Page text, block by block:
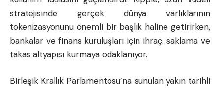
stratejisinde gerçek dünya varlıklarının
tokenizasyonunu önemli bir başlık haline getirirken,
bankalar ve finans kuruluşları için ihraç, saklama ve
takas altyapısı kurmaya odaklanıyor.
Birleşik Krallık Parlamentosu’na sunulan yakın tarihli